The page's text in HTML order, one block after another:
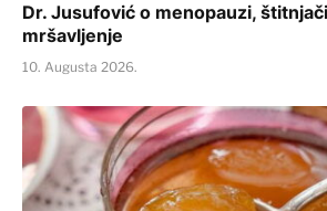
Dr. Jusufović o menopauzi,
mršavljenje
10. Augusta 2026.